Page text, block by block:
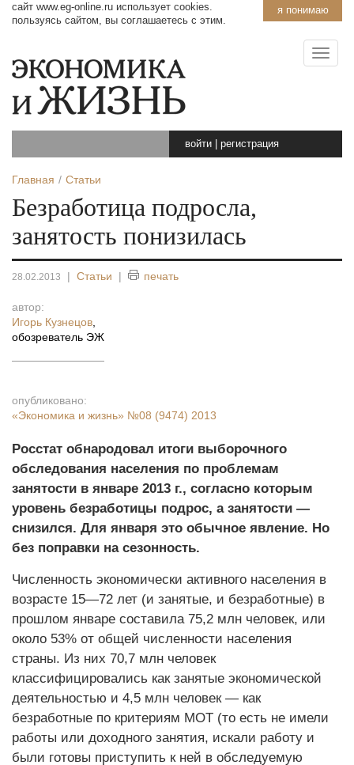
я понимаю
сайт www.eg-online.ru использует cookies.
пользуясь сайтом, вы соглашаетесь с этим.
войти регистрация
Главная Статьи
Безработица подросла,
занятость понизилась
28.02.2013 | Статьи | печать
автор:
Игорь Кузнецов
обозреватель ЭЖ
опубликовано:
«Экономика и жизнь» №08 (9474) 2013
Росстат обнародовал итоги выборочного
обследования населения по проблемам
занятости в январе 2013 г., согласно которым
уровень безработицы подрос, а занятости —
снизился. Для января это обычное явление. Но
без поправки на сезонность.
Численность экономически активного населения в
возрасте 15—72 лет (и занятые, и безработные) в
прош­лом январе составила 75,2 млн человек, или
около 53% от общей численности населения
страны. Из них 70,7 млн человек
классифицировались как занятые экономической
деятельностью и 4,5 млн человек — как
безработные по критериям МОТ (то есть не имели
работы или доходного занятия, искали работу и
были готовы приступить к ней в обследуемую